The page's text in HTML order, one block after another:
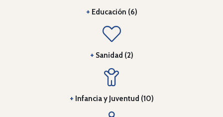
+ Educación (6)
+ Sanidad (2)
+ Infancia y Juventud (10)